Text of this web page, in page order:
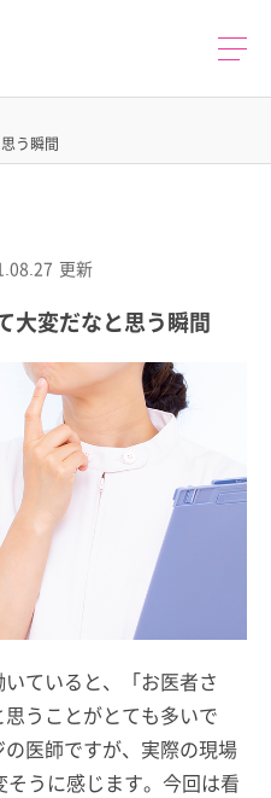
う瞬間
更新
大変だなと思う瞬間
ていると、「お医者さ
うことがとても多いで
医師ですが、実際の現場
うに感じます。今回は看